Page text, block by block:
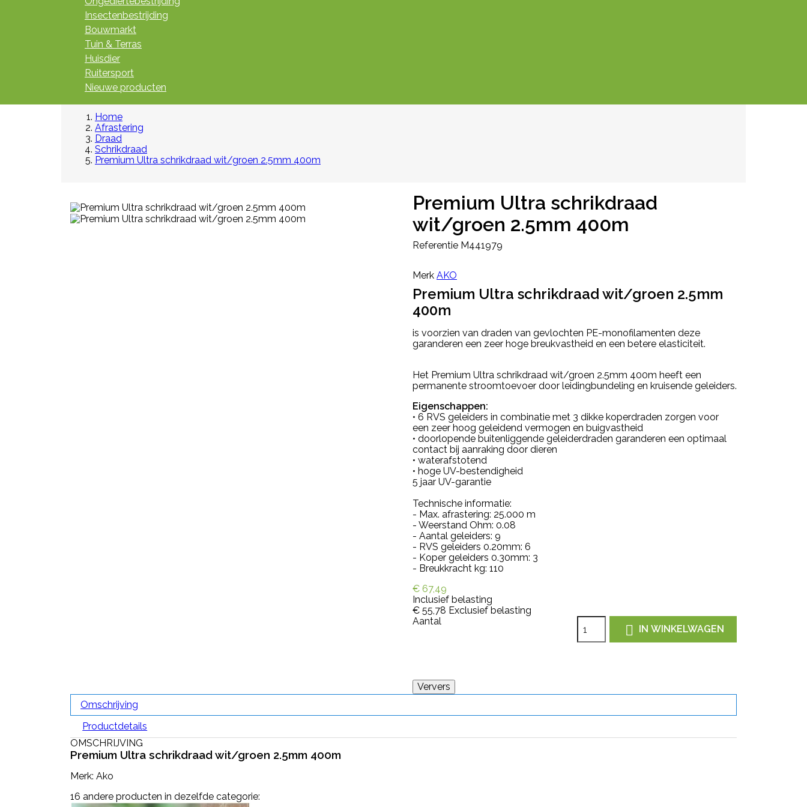
Insectenbestrijding
Bouwmarkt
Tuin & Terras
Huisdier
Ruitersport
Nieuwe producten
Home
Afrastering
Draad
Schrikdraad
Premium Ultra schrikdraad wit/groen 2.5mm 400m
Premium Ultra schrikdraad
wit/groen 2.5mm 400m
Referentie M441979
Merk AKO
Premium Ultra schrikdraad wit/groen 2.5mm
400m
is voorzien van draden van gevlochten PE-monofilamenten deze
garanderen een zeer hoge breukvastheid en een betere elasticiteit.
Het Premium Ultra schrikdraad wit/groen 2.5mm 400m heeft een
permanente stroomtoevoer door leidingbundeling en kruisende geleiders.
Eigenschappen:
• 6 RVS geleiders in combinatie met 3 dikke koperdraden zorgen voor
een zeer hoog geleidend vermogen en buigvastheid
• doorlopende buitenliggende geleiderdraden garanderen een optimaal
contact bij aanraking door dieren
• waterafstotend
• hoge UV-bestendigheid
5 jaar UV-garantie
Technische informatie:
- Max. afrastering: 25.000 m
- Weerstand Ohm: 0.08
- Aantal geleiders: 9
- RVS geleiders 0.20mm: 6
- Koper geleiders 0.30mm: 3
- Breukkracht kg: 110
€ 67,49
Inclusief belasting
€ 55,78 Exclusief belasting
Aantal
 IN WINKELWAGEN
Omschrijving
Productdetails
OMSCHRIJVING
Premium Ultra schrikdraad wit/groen 2.5mm 400m
Merk: Ako
16 andere producten in dezelfde categorie: